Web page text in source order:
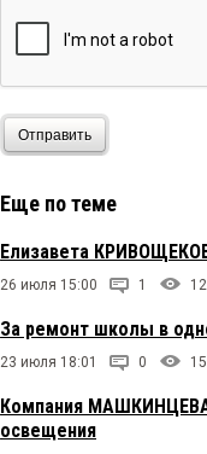
Отправить
Еще по теме
Елизавета
26 июля 15:00 1
За ремонт школы в
23 июля 18:01 0
Компания МАШКИНЦЕВА
освещения